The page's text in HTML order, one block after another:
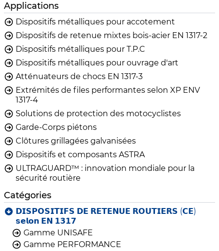
Applications
Dispositifs métalliques pour accotement
Dispositifs de retenue mixtes bois-acier EN 1317-2
Dispositifs métalliques pour T.P.C
Dispositifs métalliques pour ouvrage d'art
Atténuateurs de chocs EN 1317-3
Extrémités de files performantes selon XP ENV
1317-4
Solutions de protection des motocyclistes
Garde-Corps piétons
Clôtures grillagées galvanisées
Dispositifs et composants ASTRA
ULTRAGUARD™ : innovation mondiale pour la
sécurité routière
Catégories
𝗗𝗜𝗦𝗣𝗢𝗦𝗜𝗧𝗜𝗙𝗦 𝗗𝗘 𝗥𝗘𝗧𝗘𝗡𝗨𝗘 𝗥𝗢𝗨𝗧𝗜𝗘𝗥𝗦 (𝗖𝗘)
𝘀𝗲𝗹𝗼𝗻 𝗘𝗡 𝟭𝟯𝟭𝟳
Gamme UNISAFE
Gamme PERFORMANCE